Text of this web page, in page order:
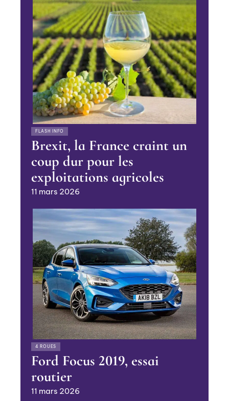
FLASH INFO
Brexit, la France craint un
coup dur pour les
exploitations agricoles
11 mars 2026
4 ROUES
Ford Focus 2019, essai
routier
11 mars 2026